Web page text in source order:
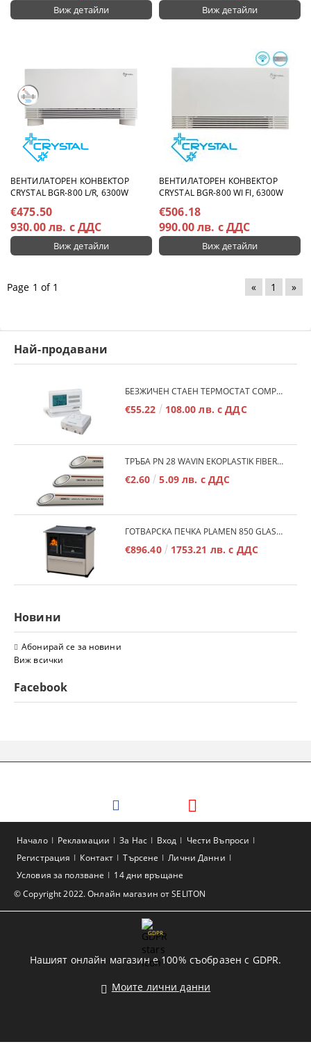
Виж детайли Виж детайли
ВЕНТИЛАТОРЕН КОНВЕКТОР
CRYSTAL BGR-800 L/R, 6300W
€475.50
930.00 лв. с ДДС
Виж детайли
ВЕНТИЛАТОРЕН КОНВЕКТОР
CRYSTAL BGR-800 WI FI, 6300W
€506.18
990.00 лв. с ДДС
Виж детайли
Page 1 of 1 « 1 »
Най-продавани
БЕЗЖИЧЕН СТАЕН ТЕРМОСТАТ COMPUTHERM Q7RF
€55.22 108.00 лв. с ДДС
ТРЪБА PN 28 WAVIN EKOPLASTIK FIBER BASALT PLUS - 3М/БР.
€2.60 5.09 лв. с ДДС
ГОТВАРСКА ПЕЧКА PLAMEN 850 GLAS 11KW
€896.40 1753.21 лв. с ДДС
Новини
Абонирай се за новини
Виж всички
Facebook
© Copyright 2022. Онлайн магазин от SELITON
Начало Рекламации За Нас Вход
Чести Въпроси
Регистрация
Контакт Търсене
Лични Данни
Условия за ползване
14 дни връщане
GDPR
Нашият онлайн магазин е 100% съобразен с GDPR.
Моите лични данни